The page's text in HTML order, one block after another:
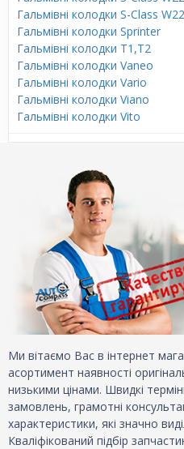
Гальмівні колодки S-Class
Гальмівні колодки Sprinter
Гальмівні колодки T1,T2
Гальмівні колодки Vaneo
Гальмівні колодки Vario
Гальмівні колодки Viano
Гальмівні колодки Vito
Ми вітаємо Вас в інтернет
асортимент наявності
низькими цінами. Швидкі
замовлень, грамотні
характеристики, які значно
Кваліфікований підбір